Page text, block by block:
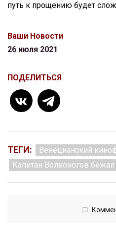
путь к прощению будет
Ваши Новости
26 июля 2021
ПОДЕЛИТЬСЯ
ТЕГИ:
Венецианский
Капитан Волконогов бежал